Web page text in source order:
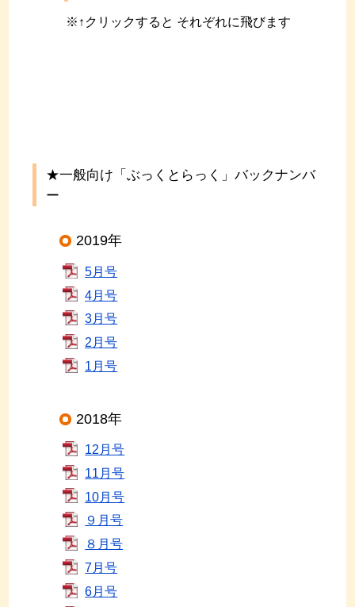
※↑クリックすると それぞれに飛びます
★一般向け「ぶっくとらっく」バックナンバ
ー
2019年
5月号
4月号
3月号
2月号
1月号
2018年
12月号
11月号
10月号
９月号
８月号
7月号
6月号